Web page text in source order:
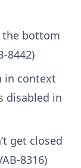
the bottom
8442)
in context
disabled in
get closed
8316)